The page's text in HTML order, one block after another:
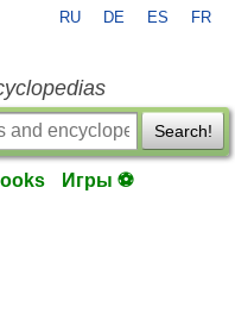
RU DE ES FR
Search!
Игры ⚽